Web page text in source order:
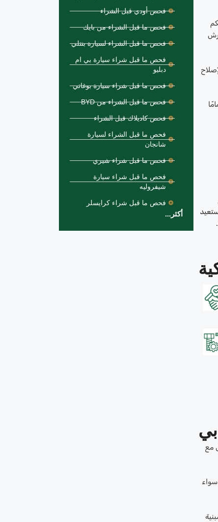
مع
سواء
فحص أودي قبل الشراء
فحص ما قبل الشراء من بايك
فحص ما قبل الشراء لسيارة بنتلي
فحص ما قبل شراء سيارة بي ام
دبليو
فحص ما قبل شراء سيارة بوغاتي
فحص ما قبل الشراء من BYD
فحص كاديلاك قبل الشراء
فحص ما قبل الشراء لسيارة
شانجان
فحص ما قبل شراء شيري
فحص ما قبل شراء سيارة
شيفروليه
فحص ما قبل شراء كرايسلر
أكثر...